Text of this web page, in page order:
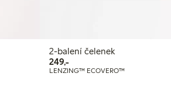
2-balení čelenek
249,-249,00 Kč
LENZING™ ECOVERO™